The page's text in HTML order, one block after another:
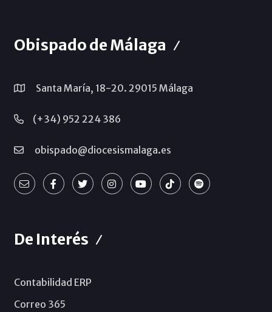
Obispado de Málaga
Santa María, 18-20. 29015 Málaga
(+34) 952 224 386
obispado@diocesismalaga.es
De Interés
Contabilidad ERP
Correo 365